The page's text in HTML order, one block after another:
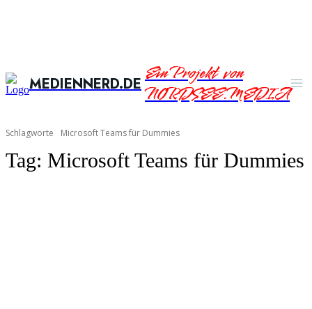
MEDIENNERD.DEEin Projekt von
NORDSEE.MEDIA
Schlagworte Microsoft Teams für Dummies
Tag: Microsoft Teams für Dummies